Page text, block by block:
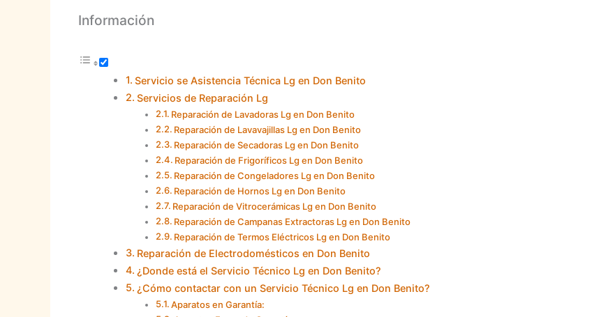
Información
Servicio se Asistencia Técnica Lg en Don Benito
Servicios de Reparación Lg
Reparación de Lavadoras Lg en Don Benito
Reparación de Lavavajillas Lg en Don Benito
Reparación de Secadoras Lg en Don Benito
Reparación de Frigoríficos Lg en Don Benito
Reparación de Congeladores Lg en Don Benito
Reparación de Hornos Lg en Don Benito
Reparación de Vitrocerámicas Lg en Don Benito
Reparación de Campanas Extractoras Lg en Don Benito
Reparación de Termos Eléctricos Lg en Don Benito
Reparación de Electrodomésticos en Don Benito
¿Donde está el Servicio Técnico Lg en Don Benito?
¿Cómo contactar con un Servicio Técnico Lg en Don Benito?
Aparatos en Garantía: